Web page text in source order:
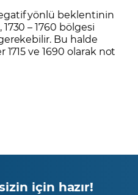
yönlü beklentinin
– 1760 bölgesi
gerekebilir. Bu halde
1715 ve 1690 olarak not
için hazır!